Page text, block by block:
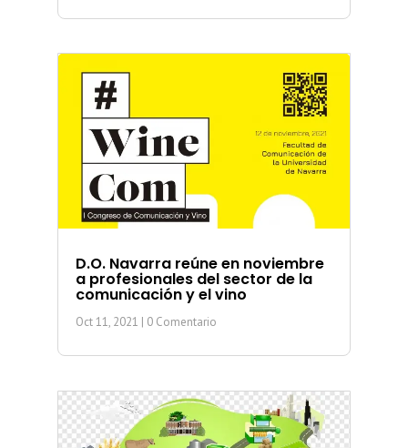
D.O. Navarra reúne en noviembre
a profesionales del sector de la
comunicación y el vino
Oct 11, 2021 | 0 Comentario